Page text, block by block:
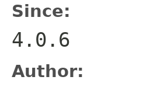
Since:
4.0.6
Author: